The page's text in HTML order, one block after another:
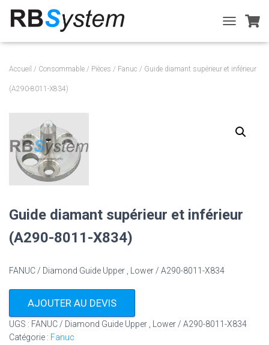
O
G
Accueil / Consommable / Pièces / Fanuc / Guide diamant supérieur et inférieur
(A290-8011-X834)
Guide diamant supérieur et inférieur
(A290-8011-X834)
FANUC / Diamond Guide Upper , Lower / A290-8011-X834
AJOUTER AU DEVIS
UGS : FANUC / Diamond Guide Upper , Lower / A290-8011-X834
Catégorie : Fanuc